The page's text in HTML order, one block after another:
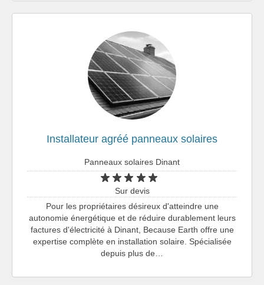
Installateur agréé panneaux solaires
Panneaux solaires Dinant
Sur devis
Pour les propriétaires désireux d'atteindre une
autonomie énergétique et de réduire durablement leurs
factures d'électricité à Dinant, Because Earth offre une
expertise complète en installation solaire. Spécialisée
depuis plus de…